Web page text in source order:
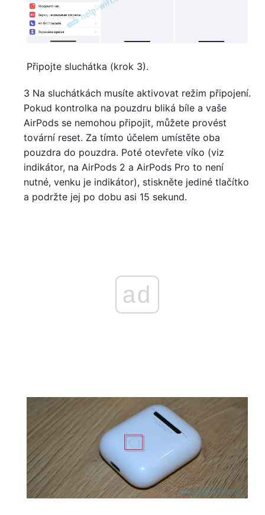
Připojte sluchátka (krok 3).
3 Na sluchátkách musíte aktivovat režim připojení.
Pokud kontrolka na pouzdru bliká bíle a vaše
AirPods se nemohou připojit, můžete provést
tovární reset. Za tímto účelem umístěte oba
pouzdra do pouzdra. Poté otevřete víko (viz
indikátor, na AirPods 2 a AirPods Pro to není
nutné, venku je indikátor), stiskněte jediné tlačítko
a podržte jej po dobu asi 15 sekund.
ad